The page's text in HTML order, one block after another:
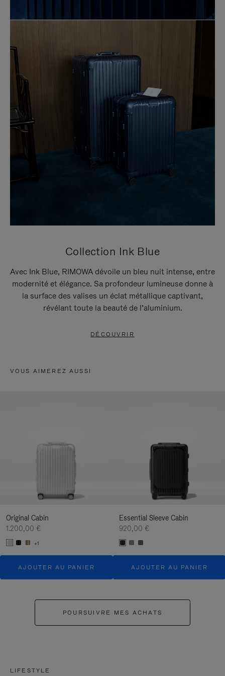
Collection Ink Blue
Avec Ink Blue, RIMOWA dévoile un bleu nuit intense, entre
modernité et élégance. Sa profondeur lumineuse donne à
la surface des valises un éclat métallique captivant,
révélant toute la beauté de l’aluminium.
DÉCOUVRIR
VOUS AIMEREZ AUSSI
Original Cabin
1.200,00 €
+1
AJOUTER AU PANIER
Essential Sleeve Cabin
920,00 €
AJOUTER AU PANIER
POURSUIVRE MES ACHATS
LIFESTYLE